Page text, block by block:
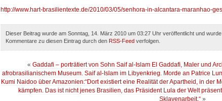
http://www.hart-brasilientexte.de/2010/03/05/senhora-in-alcantara-maranhao-
Dieser Beitrag wurde am Sonntag, 14. März 2010 um 03:27 Uhr veröffentlicht und
Kommentare zu diesen Eintrag durch den RSS-Feed verfolgen.
« Gaddafi – porträtiert von Sohn Saif al-Islam El Gaddafi, Maler und
afrobrasilianischem Museum. Saif al-Islam im Libyenkrieg. Morde an Patrice
Kumi Naidoo über Amazonien:“Dort existiert eine Realität der Apartheid, in der
kämpfen. Das ist nicht jenes Brasilien, das Präsident Lula der Welt
Sklavenarbeit.“ »